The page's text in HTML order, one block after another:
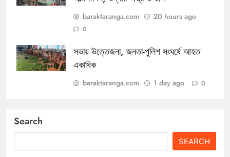
baraktaranga.com 20 hours ago
0
সভায় উত্তেজনা, জনতা-পুলিশ সংঘর্ষে আহত
একাধিক
baraktaranga.com 1 day ago 0
Search
SEARCH